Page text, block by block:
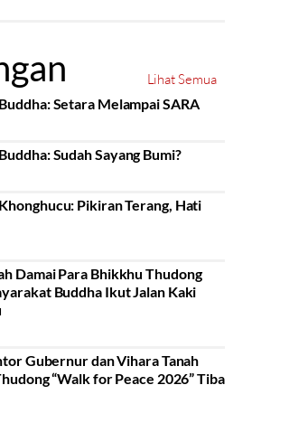
Lihat Semua
Setara Melampai SARA
Sudah Sayang Bumi?
Pikiran Terang, Hati
Damai Para Bhikkhu Thudong
Buddha Ikut Jalan Kaki
Gubernur dan Vihara Tanah
“Walk for Peace 2026” Tiba